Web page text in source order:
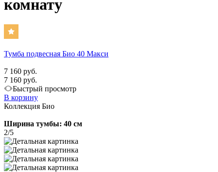
комнату
Тумба подвесная Био 40 Макси
7 160 руб.
7 160 руб.
Быстрый просмотр
В корзину
Коллекция Био
Ширина тумбы: 40 см
2/5